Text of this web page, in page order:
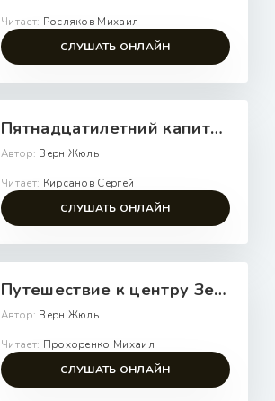
Читает: Росляков Михаил
СЛУШАТЬ ОНЛАЙН
Пятнадцатилетний капитан - Верн Жюль
Автор: Верн Жюль
Читает: Кирсанов Сергей
СЛУШАТЬ ОНЛАЙН
Путешествие к центру Земли (сокращенный пересказ) - Верн Жюль
Автор: Верн Жюль
Читает: Прохоренко Михаил
СЛУШАТЬ ОНЛАЙН